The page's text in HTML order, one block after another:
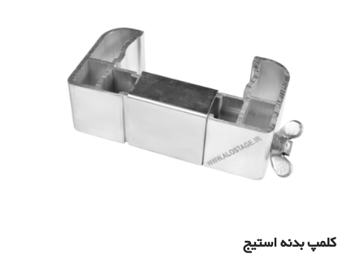
کلمپ بدنه استیج